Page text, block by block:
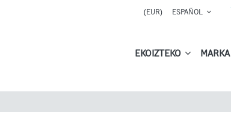
(EUR) ESPAÑOL
EKOIZTEKO MARKA